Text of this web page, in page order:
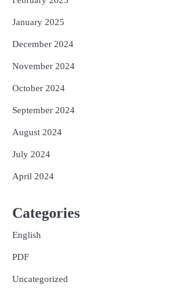
January 2025
December 2024
November 2024
October 2024
September 2024
August 2024
July 2024
April 2024
Categories
English
PDF
Uncategorized